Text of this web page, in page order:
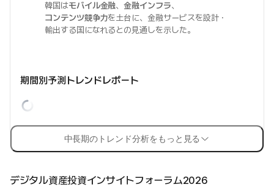
韓国はモバイル金融、金融インフラ、
コンテンツ競争力を土台に、金融サービスを設計・
輸出する国になれるとの見通しを示した。
期間別予測トレンドレポート
中長期のトレンド分析をもっと見る
デジタル資産投資インサイトフォーラム2026